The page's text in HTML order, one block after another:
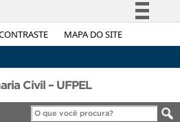
MAPA DO SITE
Simplifique!
Legislação
Civil – UFPEL